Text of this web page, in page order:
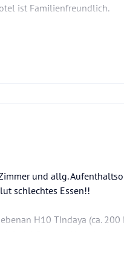
ist Familienfreundlich.
und sich die Vielfalt der
und allg.
schlechtes Essen!!
H10 Tindaya (ca. 200